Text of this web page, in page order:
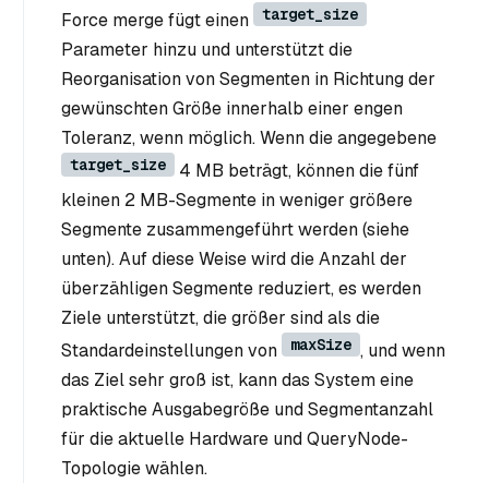
Force merge fügt einen target_size
Parameter hinzu und unterstützt die
Reorganisation von Segmenten in Richtung der
gewünschten Größe innerhalb einer engen
Toleranz, wenn möglich. Wenn die angegebene
target_size
4 MB beträgt, können die fünf
kleinen 2 MB-Segmente in weniger größere
Segmente zusammengeführt werden (siehe
unten). Auf diese Weise wird die Anzahl der
überzähligen Segmente reduziert, es werden
Ziele unterstützt, die größer sind als die
Standardeinstellungen von
maxSize , und wenn
das Ziel sehr groß ist, kann das System eine
praktische Ausgabegröße und Segmentanzahl
für die aktuelle Hardware und QueryNode-
Topologie wählen.